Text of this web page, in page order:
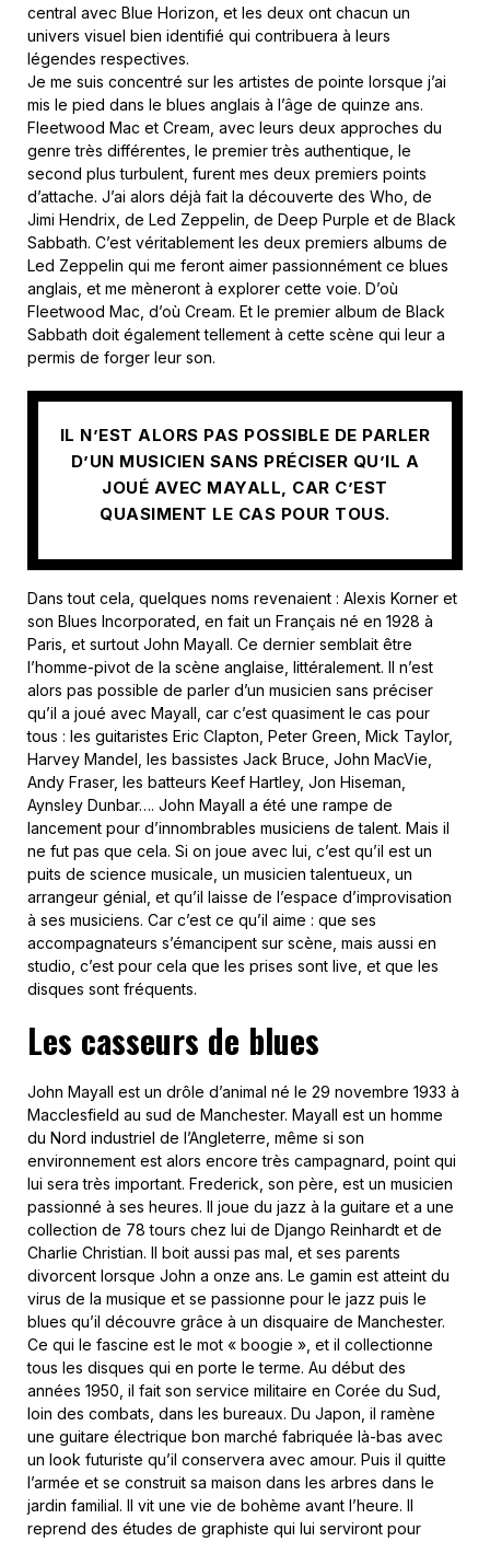
central avec Blue Horizon, et les deux ont chacun un
univers visuel bien identifié qui contribuera à leurs
légendes respectives.
Je me suis concentré sur les artistes de pointe lorsque j’ai
mis le pied dans le blues anglais à l’âge de quinze ans.
Fleetwood Mac et Cream, avec leurs deux approches du
genre très différentes, le premier très authentique, le
second plus turbulent, furent mes deux premiers points
d’attache. J’ai alors déjà fait la découverte des Who, de
Jimi Hendrix, de Led Zeppelin, de Deep Purple et de Black
Sabbath. C’est véritablement les deux premiers albums de
Led Zeppelin qui me feront aimer passionnément ce blues
anglais, et me mèneront à explorer cette voie. D’où
Fleetwood Mac, d’où Cream. Et le premier album de Black
Sabbath doit également tellement à cette scène qui leur a
permis de forger leur son.
IL N’EST ALORS PAS POSSIBLE DE PARLER
D’UN MUSICIEN SANS PRÉCISER QU’IL A
JOUÉ AVEC MAYALL, CAR C’EST
QUASIMENT LE CAS POUR TOUS.
Dans tout cela, quelques noms revenaient : Alexis Korner et
son Blues Incorporated, en fait un Français né en 1928 à
Paris, et surtout John Mayall. Ce dernier semblait être
l’homme-pivot de la scène anglaise, littéralement. Il n’est
alors pas possible de parler d’un musicien sans préciser
qu’il a joué avec Mayall, car c’est quasiment le cas pour
tous : les guitaristes Eric Clapton, Peter Green, Mick Taylor,
Harvey Mandel, les bassistes Jack Bruce, John MacVie,
Andy Fraser, les batteurs Keef Hartley, Jon Hiseman,
Aynsley Dunbar…. John Mayall a été une rampe de
lancement pour d’innombrables musiciens de talent. Mais il
ne fut pas que cela. Si on joue avec lui, c’est qu’il est un
puits de science musicale, un musicien talentueux, un
arrangeur génial, et qu’il laisse de l’espace d’improvisation
à ses musiciens. Car c’est ce qu’il aime : que ses
accompagnateurs s’émancipent sur scène, mais aussi en
studio, c’est pour cela que les prises sont live, et que les
disques sont fréquents.
Les casseurs de blues
John Mayall est un drôle d’animal né le 29 novembre 1933 à
Macclesfield au sud de Manchester. Mayall est un homme
du Nord industriel de l’Angleterre, même si son
environnement est alors encore très campagnard, point qui
lui sera très important. Frederick, son père, est un musicien
passionné à ses heures. Il joue du jazz à la guitare et a une
collection de 78 tours chez lui de Django Reinhardt et de
Charlie Christian. Il boit aussi pas mal, et ses parents
divorcent lorsque John a onze ans. Le gamin est atteint du
virus de la musique et se passionne pour le jazz puis le
blues qu’il découvre grâce à un disquaire de Manchester.
Ce qui le fascine est le mot « boogie », et il collectionne
tous les disques qui en porte le terme. Au début des
années 1950, il fait son service militaire en Corée du Sud,
loin des combats, dans les bureaux. Du Japon, il ramène
une guitare électrique bon marché fabriquée là-bas avec
un look futuriste qu’il conservera avec amour. Puis il quitte
l’armée et se construit sa maison dans les arbres dans le
jardin familial. Il vit une vie de bohème avant l’heure. Il
reprend des études de graphiste qui lui serviront pour